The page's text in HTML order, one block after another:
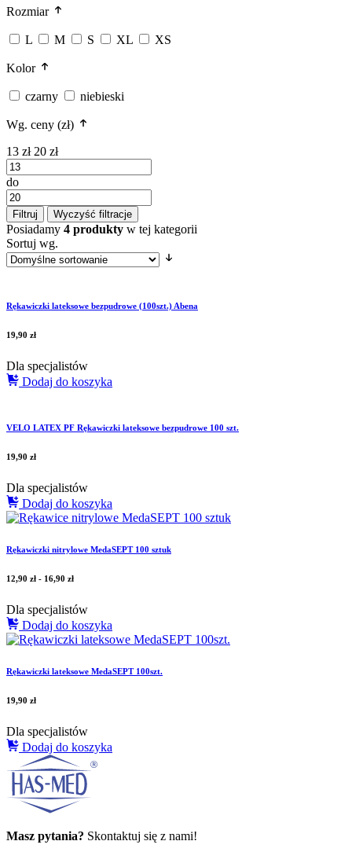
Rozmiar
L M S XL XS
Kolor
czarny niebieski
Wg. ceny (zł)
13 zł 20 zł
do
Filtruj Wyczyść filtracje
Posiadamy 4 produkty w tej kategorii
Sortuj wg.
Rękawiczki lateksowe bezpudrowe (100szt.) Abena
19,90 zł
Dla specjalistów
Dodaj do koszyka
VELO LATEX PF Rękawiczki lateksowe bezpudrowe 100 szt.
19,90 zł
Dla specjalistów
Dodaj do koszyka
Rękawiczki nitrylowe MedaSEPT 100 sztuk
12,90 zł - 16,90 zł
Dla specjalistów
Dodaj do koszyka
Rękawiczki lateksowe MedaSEPT 100szt.
19,90 zł
Dla specjalistów
Dodaj do koszyka
Masz pytania? Skontaktuj się z nami!